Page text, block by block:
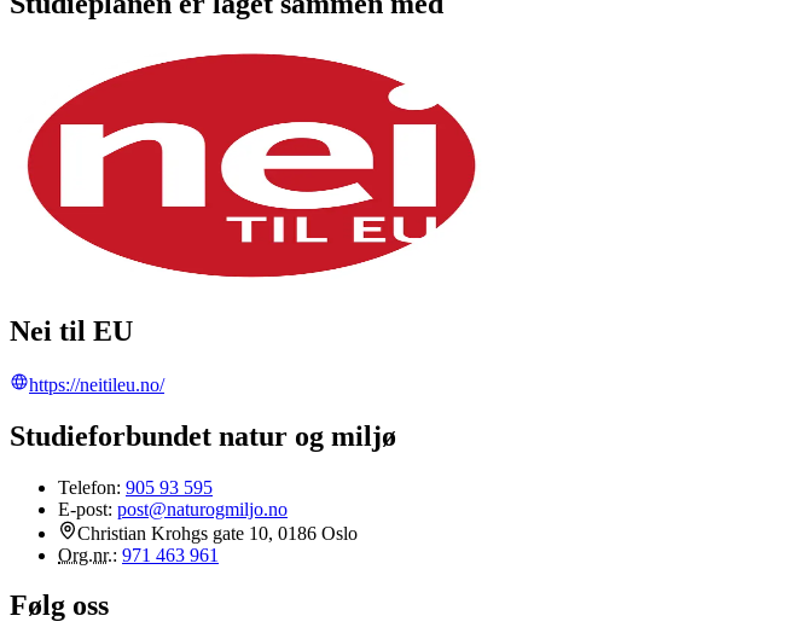
Nei til EU
https://neitileu.no/
Studieforbundet natur og miljø
Telefon: 905 93 595
E-post: post@naturogmiljo.no
Christian Krohgs gate 10, 0186 Oslo
Org.nr.: 971 463 961
Følg oss